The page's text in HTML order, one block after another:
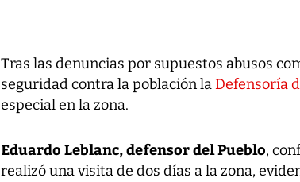
Tras las denuncias por supuestos abusos
seguridad contra la población laDefensoría
especial en la zona.
Eduardo Leblanc, defensor del Pueblo,
realizó una visita de dos días a la zona,